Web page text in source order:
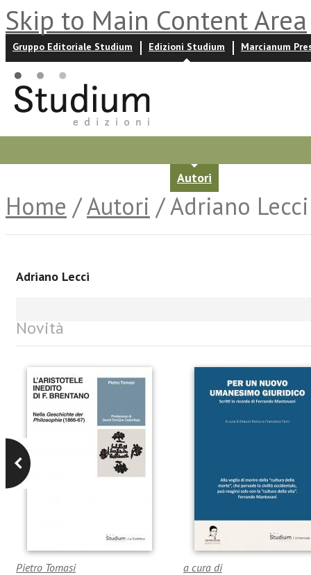
Skip to Main Content Area
Gruppo Editoriale Studium Edizioni Studium Marcianum
Autori
Home /Autori / Adriano Lecci
Adriano Lecci
Novità
Pietro Tomasi a cura di